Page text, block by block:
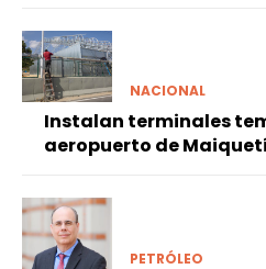
NACIONAL
Instalan terminales
aeropuerto de
PETRÓLEO